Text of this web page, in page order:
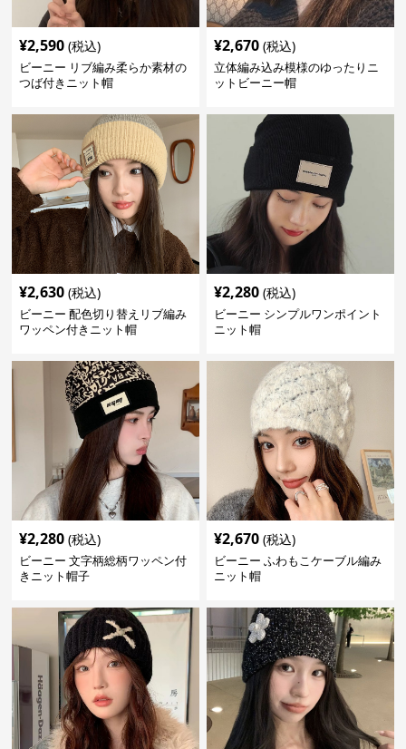
¥2,590 (税込)
ビーニー リブ編み柔らか素材の
つば付きニット帽
¥2,670 (税込)
立体編み込み模様のゆったりニ
ットビーニー帽
¥2,630 (税込)
ビーニー 配色切り替えリブ編み
ワッペン付きニット帽
¥2,280 (税込)
ビーニー シンプルワンポイント
ニット帽
¥2,280 (税込)
ビーニー 文字柄総柄ワッペン付
きニット帽子
¥2,670 (税込)
ビーニー ふわもこケーブル編み
ニット帽